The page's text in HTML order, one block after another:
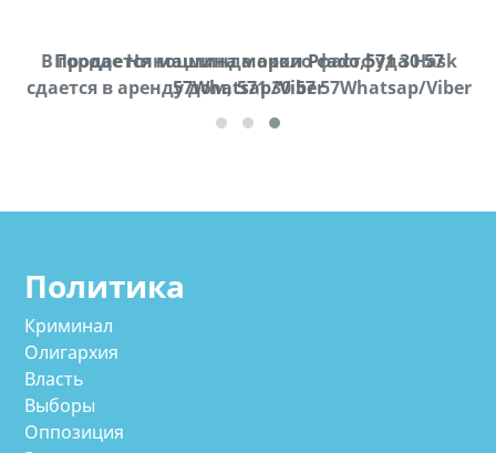
В городе Ниноцминда около фастфуда Hask
cдается в аренду дом, 571 30 57 57Whatsap/Viber
Продается машина марки Prado,571 30 57
57Whatsap/Viber
Политика
Криминал
Олигархия
Власть
Выборы
Оппозиция